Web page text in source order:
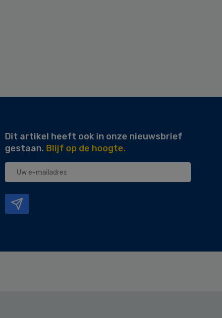
Dit artikel heeft ook in onze nieuwsbrief
gestaan. Blijf op de hoogte.
Uw